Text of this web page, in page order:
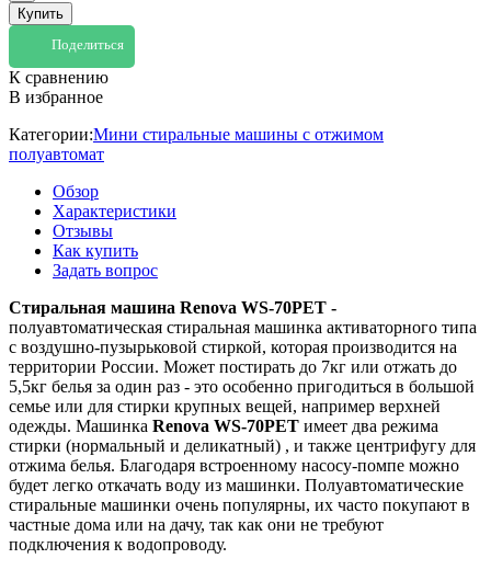
Купить
Поделиться
К сравнению
В избранное
Категории:Мини стиральные машины с отжимом
полуавтомат
Обзор
Характеристики
Отзывы
Как купить
Задать вопрос
Стиральная машина Renova WS-70PET -
полуавтоматическая стиральная машинка активаторного типа
с воздушно-пузырьковой стиркой, которая производится на
территории России. Может постирать до 7кг или отжать до
5,5кг белья за один раз - это особенно пригодиться в большой
семье или для стирки крупных вещей, например верхней
одежды. Машинка Renova WS-70PET имеет два режима
стирки (нормальный и деликатный) , и также центрифугу для
отжима белья. Благодаря встроенному насосу-помпе можно
будет легко откачать воду из машинки. Полуавтоматические
стиральные машинки очень популярны, их часто покупают в
частные дома или на дачу, так как они не требуют
подключения к водопроводу.